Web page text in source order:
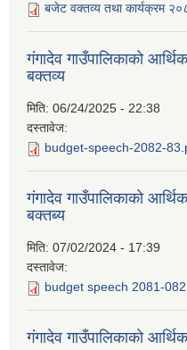
बजेट वक्तव्य तथा कार्यक्रम
गंगादेव गाउँपालिकाको
बक्तव्य
मिति: 06/24/2025 - 22:38
दस्तावेज:
budget-speech-2082-
गंगादेव गाउँपालिकाको
बक्तब्य
मिति: 07/02/2024 - 17:39
दस्तावेज:
budget speech 2081-
गंगादेव गाउँपालिकाको